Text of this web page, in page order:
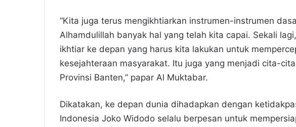
“Kita juga terus mengikhtiarkan instrumen-instrumen
Alhamdulillah banyak hal yang telah kita capai. Sekali
ikhtiar ke depan yang harus kita lakukan untuk
kesejahteraan masyarakat. Itu juga yang menjadi cita-
Provinsi Banten,” papar Al Muktabar.
Dikatakan, ke depan dunia dihadapkan dengan
Indonesia Joko Widodo selalu berpesan untuk